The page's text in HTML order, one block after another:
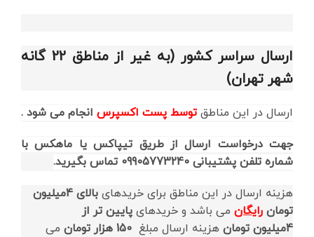
ارسال سراسر کشور (به غیر از مناطق 22 گانه
شهر تهران)
ارسال در این مناطق توسط پست اکسپرس انجام می شود .
جهت درخواست ارسال از طریق تیپاکس یا ماهکس با
شماره تلفن پشتیبانی 09905773240 تماس بگیرید.
هزینه ارسال در این مناطق برای خریدهای
بالای 4میلیون
تومان رایگان می باشد و خریدهای پایین تر از
4میلیون
تومان هزینه ارسال مبلغ 150 هزار تومان
می